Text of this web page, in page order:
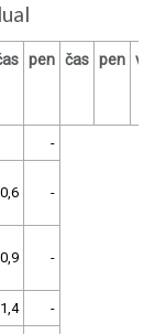
pen čas pen
-
-
-
-